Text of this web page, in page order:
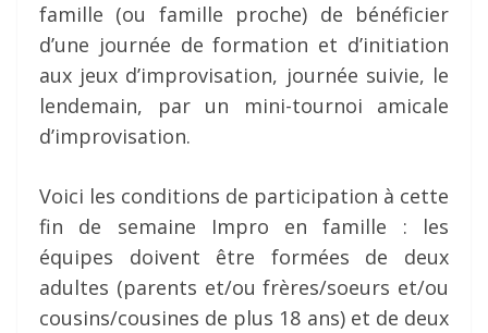
famille (ou famille proche) de bénéficier
d’une journée de formation et d’initiation
aux jeux d’improvisation, journée suivie, le
lendemain, par un mini-tournoi amicale
d’improvisation.
Voici les conditions de participation à cette
fin de semaine Impro en famille : les
équipes doivent être formées de deux
adultes (parents et/ou frères/soeurs et/ou
cousins/cousines de plus 18 ans) et de deux